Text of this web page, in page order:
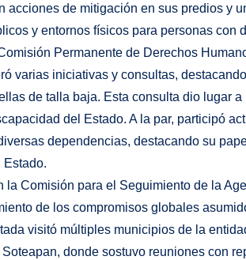
acciones de mitigación en sus predios y
y entornos físicos para personas con
Permanente de Derechos
varias iniciativas y consultas,
de talla baja. Esta consulta dio lugar a
del Estado. A la par, participó
dependencias, destacando su
Estado.
la Comisión para el Seguimiento de la
de los compromisos globales
visitó múltiples municipios de la
donde sostuvo reuniones con